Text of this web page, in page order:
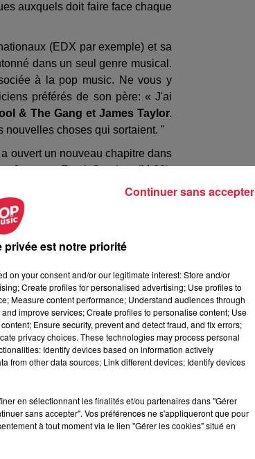
auxquels doit faire face chaque
(EDX par exemple) et sa
dans un seul genre musical.
à la pop music. Ne vous y
préférés de son père: « J'ai
& The Gang et James Taylor.
nouvelles choses qui sortaient. "
ouvert un nouveau chapitre dans
James et Frank Sanders (M-22),
et sa musique.
FINGERTIPS
privée est notre priorité
on your consent and/or our legitimate interest: Store and/or
Create profiles for personalised advertising; Use profiles to
Measure content performance; Understand audiences through
improve services; Create profiles to personalise content; Use
Ensure security, prevent and detect fraud, and fix errors;
privacy choices. These technologies may process personal
Identify devices based on information actively
from other data sources; Link different devices; Identify devices
en sélectionnant les finalités et/ou partenaires dans "Gérer
sans accepter". Vos préférences ne s'appliqueront que pour
à tout moment via le lien "Gérer les cookies" situé en
Continuer sans accepter